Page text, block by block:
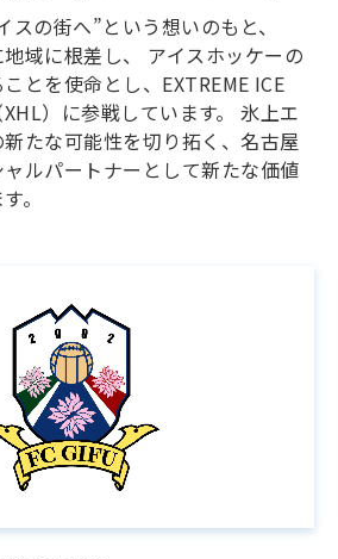
スの街へ”という想いのもと、
地域に根差し、 アイスホッケーの
とを使命とし、EXTREME ICE
XHL）に参戦しています。 氷上エ
たな可能性を切り拓く、名古屋
ルパートナーとして新たな価値
。